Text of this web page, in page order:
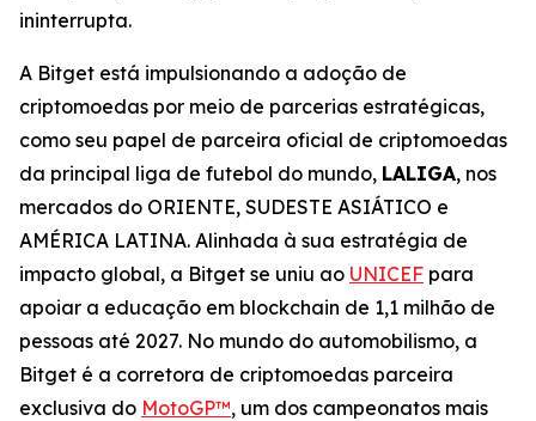
ininterrupta.
A Bitget está impulsionando a adoção de
criptomoedas por meio de parcerias estratégicas,
como seu papel de parceira oficial de criptomoedas
da principal liga de futebol do mundo, LALIGA, nos
mercados do ORIENTE, SUDESTE ASIÁTICO e
AMÉRICA LATINA. Alinhada à sua estratégia de
impacto global, a Bitget se uniu ao UNICEF para
apoiar a educação em blockchain de 1,1 milhão de
pessoas até 2027. No mundo do automobilismo, a
Bitget é a corretora de criptomoedas parceira
exclusiva do MotoGP™, um dos campeonatos mais